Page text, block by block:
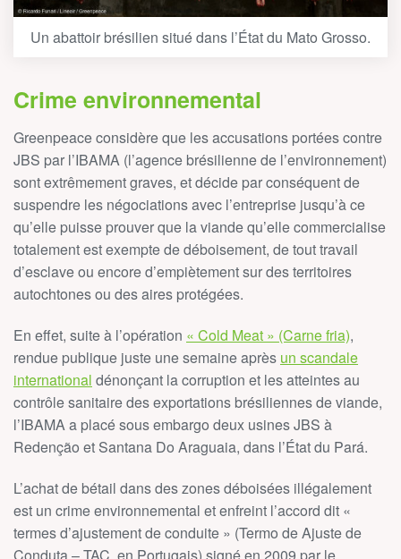
Un abattoir brésilien situé dans l’État du Mato Grosso.
Crime environnemental
Greenpeace considère que les accusations portées contre
JBS par l’IBAMA (l’agence brésilienne de l’environnement)
sont extrêmement graves, et décide par conséquent de
suspendre les négociations avec l’entreprise jusqu’à ce
qu’elle puisse prouver que la viande qu’elle commercialise
totalement est exempte de déboisement, de tout travail
d’esclave ou encore d’empiètement sur des territoires
autochtones ou des aires protégées.
En effet, suite à l’opération « Cold Meat » (Carne fria),
rendue publique juste une semaine après un scandale
international dénonçant la corruption et les atteintes au
contrôle sanitaire des exportations brésiliennes de viande,
l’IBAMA a placé sous embargo deux usines JBS à
Redenção et Santana Do Araguaia, dans l’État du Pará.
L’achat de bétail dans des zones déboisées illégalement
est un crime environnemental et enfreint l’accord dit «
termes d’ajustement de conduite » (Termo de Ajuste de